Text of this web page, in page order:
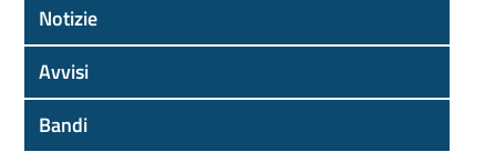
Notizie
Avvisi
Bandi